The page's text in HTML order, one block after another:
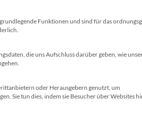
Standfläche. Von
zu erfüllen. Und dies alles,
Produktivität bei robuste
bis zu 43 S./Min. [1], damit Sie
Service-Gruppen, für die
Funktionen und sind für das
die uns Aufschluss darüber geben, wie
oder Herausgebern genutzt, um
Sie tun dies, indem sie Besucher über Websites